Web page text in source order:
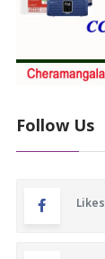
Follow Us
Likes